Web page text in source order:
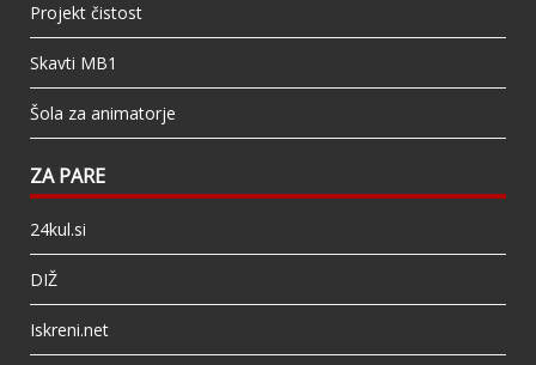
Projekt čistost
Skavti MB1
Šola za animatorje
ZA PARE
24kul.si
DIŽ
Iskreni.net